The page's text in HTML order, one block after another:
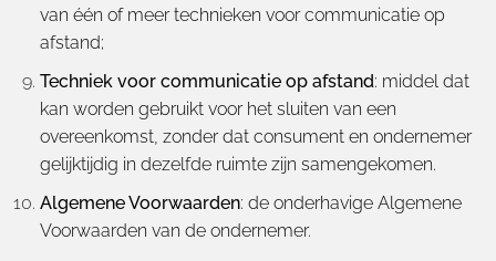
van één of meer technieken voor communicatie op
afstand;
Techniek voor communicatie op afstand: middel dat
kan worden gebruikt voor het sluiten van een
overeenkomst, zonder dat consument en ondernemer
gelijktijdig in dezelfde ruimte zijn samengekomen.
Algemene Voorwaarden: de onderhavige Algemene
Voorwaarden van de ondernemer.